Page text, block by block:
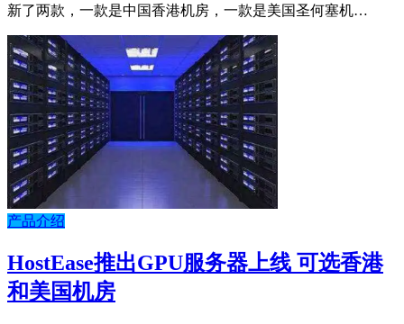
新了两款，一款是中国香港机房，一款是美国圣何塞机…
产品介绍
HostEase推出GPU服务器上线 可选香港
和美国机房